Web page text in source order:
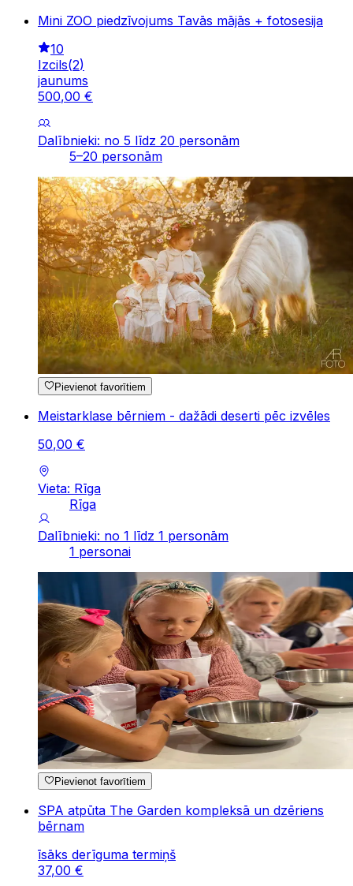
Mini ZOO piedzīvojums Tavās mājās + fotosesija
10
Izcils(2)
jaunums
500,00 €
Dalībnieki: no 5 līdz 20 personām
5–20 personām
Pievienot favorītiem
Meistarklase bērniem - dažādi deserti pēc izvēles
50,00 €
Vieta: Rīga
Rīga
Dalībnieki: no 1 līdz 1 personām
1 personai
Pievienot favorītiem
SPA atpūta The Garden kompleksā un dzēriens
bērnam
īsāks derīguma termiņš
37,00 €